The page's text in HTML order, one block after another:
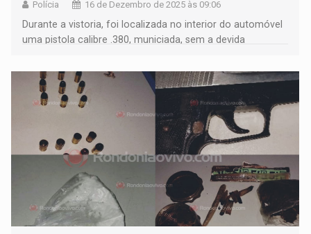
Polícia 16 de Dezembro de 2025 às 09:06
Durante a vistoria, foi localizada no interior do automóvel
uma pistola calibre .380, municiada, sem a devida